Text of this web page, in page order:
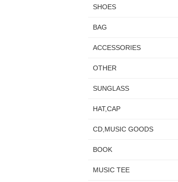
SHOES
BAG
ACCESSORIES
OTHER
SUNGLASS
HAT,CAP
CD,MUSIC GOODS
BOOK
MUSIC TEE